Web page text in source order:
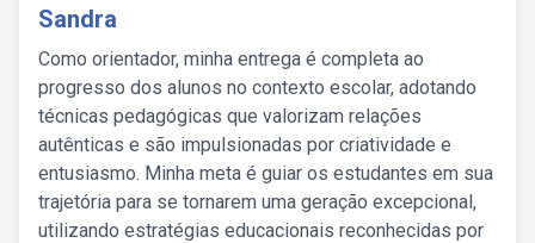
Sandra
Como orientador, minha entrega é completa ao
progresso dos alunos no contexto escolar, adotando
técnicas pedagógicas que valorizam relações
autênticas e são impulsionadas por criatividade e
entusiasmo. Minha meta é guiar os estudantes em sua
trajetória para se tornarem uma geração excepcional,
utilizando estratégias educacionais reconhecidas por